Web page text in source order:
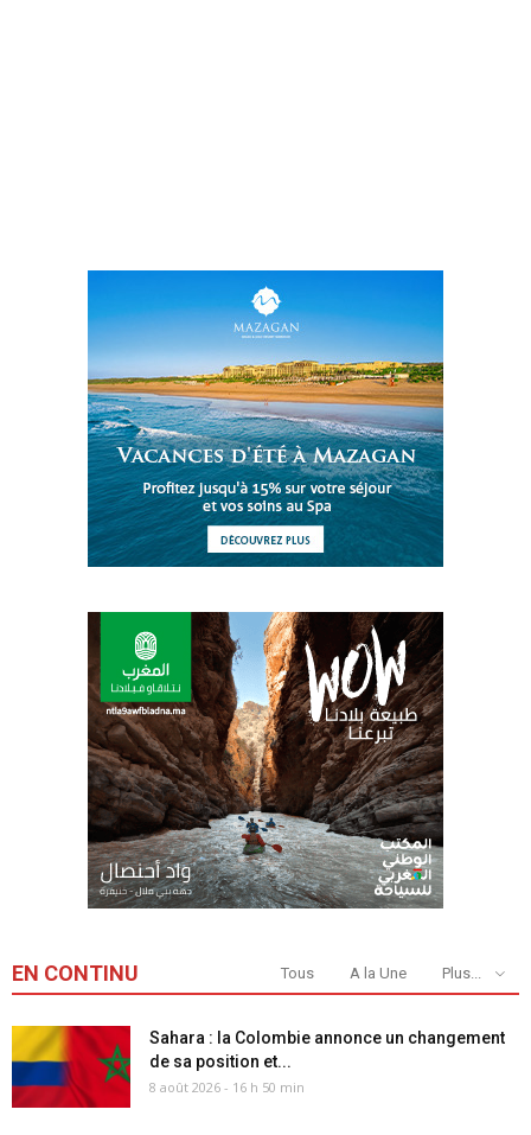
EN CONTINU Tous A la Une Plus...
Sahara : la Colombie annonce un changement
de sa position et...
8 août 2026 - 16 h 50 min